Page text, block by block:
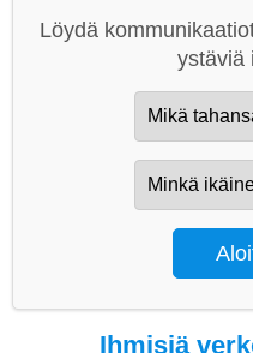
Löydä
ystäviä
Ihmisiä